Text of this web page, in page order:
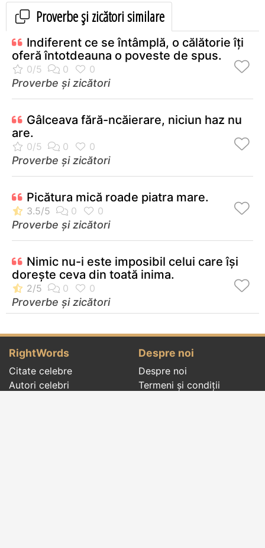
Proverbe și zicători similare
Indiferent ce se întâmplă, o călătorie îţi
oferă întotdeauna o poveste de spus.
Proverbe și zicători
Gâlceava fără-ncăierare, niciun haz nu
are.
Proverbe și zicători
Picătura mică roade piatra mare.
Proverbe și zicători
Nimic nu-i este imposibil celui care îşi
doreşte ceva din toată inima.
Proverbe și zicători
RightWords
Citate celebre
Autori celebri
Despre noi
Despre noi
Termeni și condiții